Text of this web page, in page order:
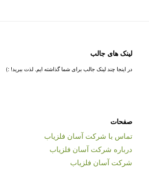
لینک های جالب
در اینجا چند لینک جالب برای شما گذاشته ایم. لذت ببرید! :)
صفحات
تماس با شرکت آسان فلزیاب
درباره شرکت آسان فلزیاب
شرکت آسان فلزیاب